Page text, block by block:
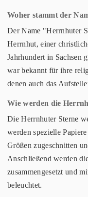
Woher stammt der
Der Name "Herrnhuter
Herrnhut, einer
Jahrhundert in Sachsen
war bekannt für ihre
denen auch das
Wie werden die
Die Herrnhuter Sterne
werden spezielle
Größen zugeschnitten
Anschließend werden
zusammengesetzt und
beleuchtet.